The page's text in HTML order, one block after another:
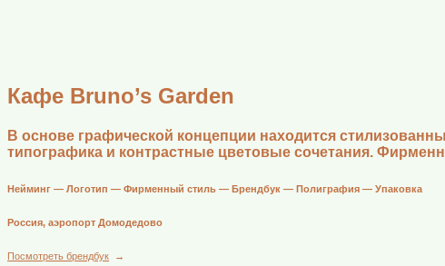
Кафе Bruno’s Garden
В основе графической концепции находится
типографика и контрастные цветовые сочетания.
Нейминг — Логотип — Фирменный стиль — Брендбук — Полиграфия — Упаковка
Россия, аэропорт Домодедово
Посмотреть брендбук →